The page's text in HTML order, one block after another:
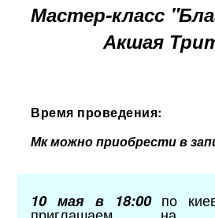
Мастер-класс
Акшая
Время проведения:
Мк можно приобрести в
10 мая в 18:00по